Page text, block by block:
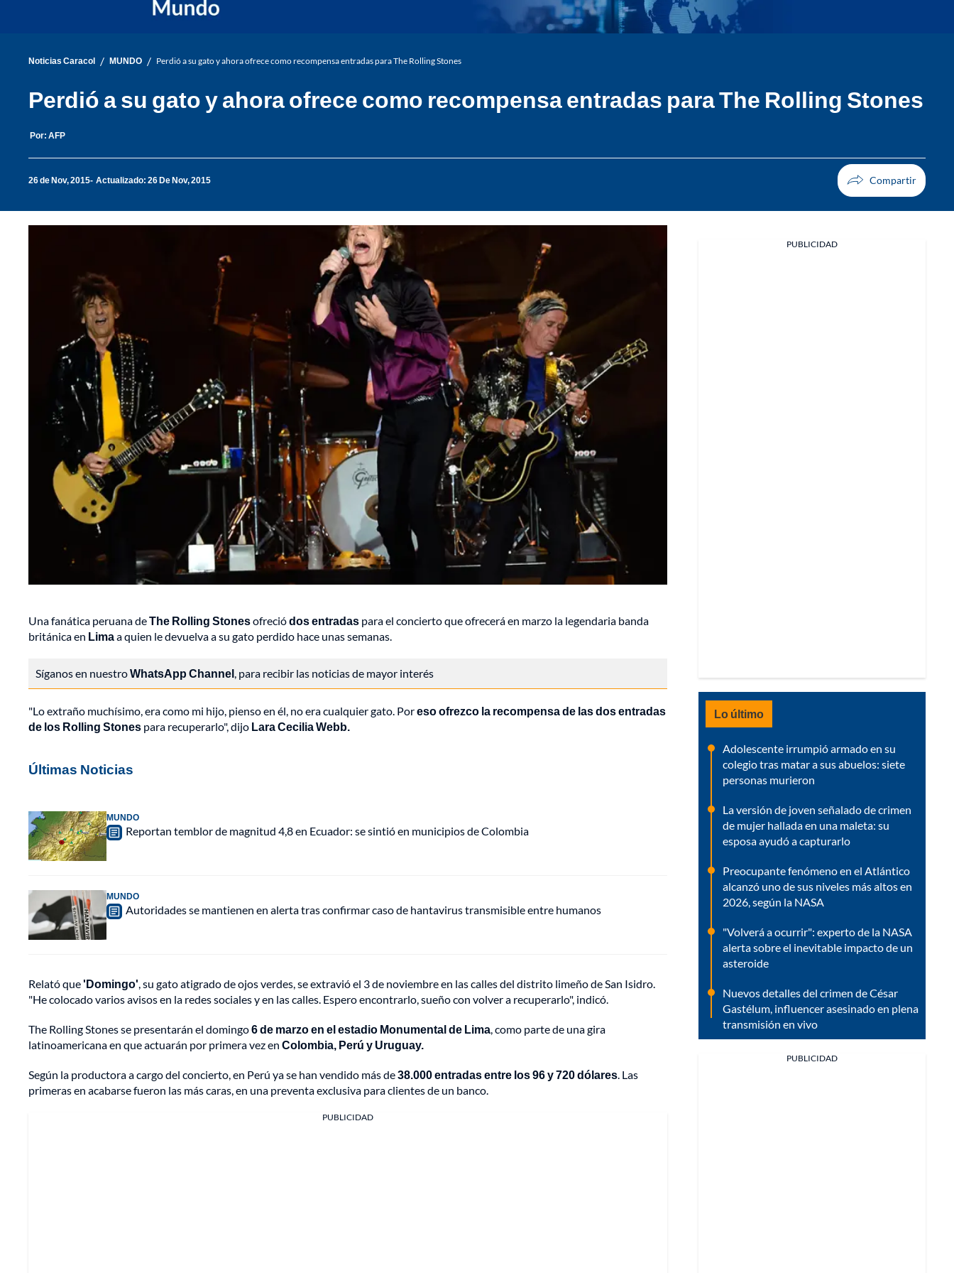
Noticias Caracol / MUNDO / Perdió a su gato y ahora ofrece como recompensa entradas para The Rolling Stones
Perdió a su gato y ahora ofrece como recompensa entradas para The Rolling Stones
Por: AFP
26 de Nov, 2015 Actualizado: 26 De Nov, 2015
Una fanática peruana deThe Rolling Stonesofreciódos entradas para el concierto que ofrecerá en marzo la legendaria banda
británica en Limaa quien le devuelva a su gato perdido hace unas semanas.
Síganos en nuestroWhatsApp Channel, para recibir las noticias de mayor interés
"Lo extraño muchísimo, era como mi hijo, pienso en él, no era cualquier gato. Poreso ofrezco la recompensa de las dos entradas
de los Rolling Stones para recuperarlo", dijo Lara Cecilia Webb.
Últimas Noticias
MUNDO
Reportan temblor de magnitud 4,8 en Ecuador: se sintió en municipios de Colombia
MUNDO
Autoridades se mantienen en alerta tras confirmar caso de hantavirus transmisible entre humanos
Relató que'Domingo', su gato atigrado de ojos verdes, se extravió el 3 de noviembre en las calles del distrito limeño de San Isidro.
"He colocado varios avisos en la redes sociales y en las calles. Espero encontrarlo, sueño con volver a recuperarlo", indicó.
The Rolling Stones se presentarán el domingo6 de marzo en el estadio Monumental de Lima, como parte de una gira
latinoamericana en que actuarán por primera vez en Colombia, Perú y Uruguay.
Según la productora a cargo del concierto, en Perú ya se han vendido más de38.000 entradas entre los 96 y 720 dólares. Las
primeras en acabarse fueron las más caras, en una preventa exclusiva para clientes de un banco.
PUBLICIDAD
PUBLICIDAD
Lo último
Adolescente irrumpió armado en su
colegio tras matar a sus abuelos: siete
personas murieron
La versión de joven señalado de crimen
de mujer hallada en una maleta: su
esposa ayudó a capturarlo
Preocupante fenómeno en el Atlántico
alcanzó uno de sus niveles más altos en
2026, según la NASA
"Volverá a ocurrir": experto de la NASA
alerta sobre el inevitable impacto de un
asteroide
Nuevos detalles del crimen de César
Gastélum, influencer asesinado en plena
transmisión en vivo
PUBLICIDAD